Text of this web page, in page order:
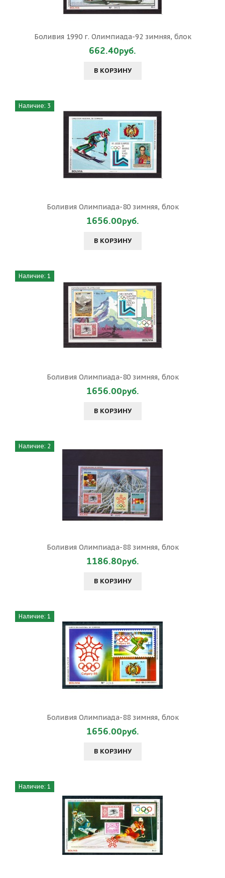
Боливия 1990 г. Олимпиада-92 зимняя, блок
662.40руб.
В КОРЗИНУ
Наличие: 3
Боливия Олимпиада-80 зимняя, блок
1656.00руб.
В КОРЗИНУ
Наличие: 1
Боливия Олимпиада-80 зимняя, блок
1656.00руб.
В КОРЗИНУ
Наличие: 2
Боливия Олимпиада-88 зимняя, блок
1186.80руб.
В КОРЗИНУ
Наличие: 1
Боливия Олимпиада-88 зимняя, блок
1656.00руб.
В КОРЗИНУ
Наличие: 1